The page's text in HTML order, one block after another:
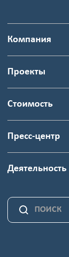
Компания
Проекты
Стоимость
Пресс-центр
Деятельность